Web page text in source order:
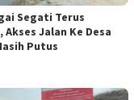
Segati Terus
Akses Jalan Ke Desa
Putus